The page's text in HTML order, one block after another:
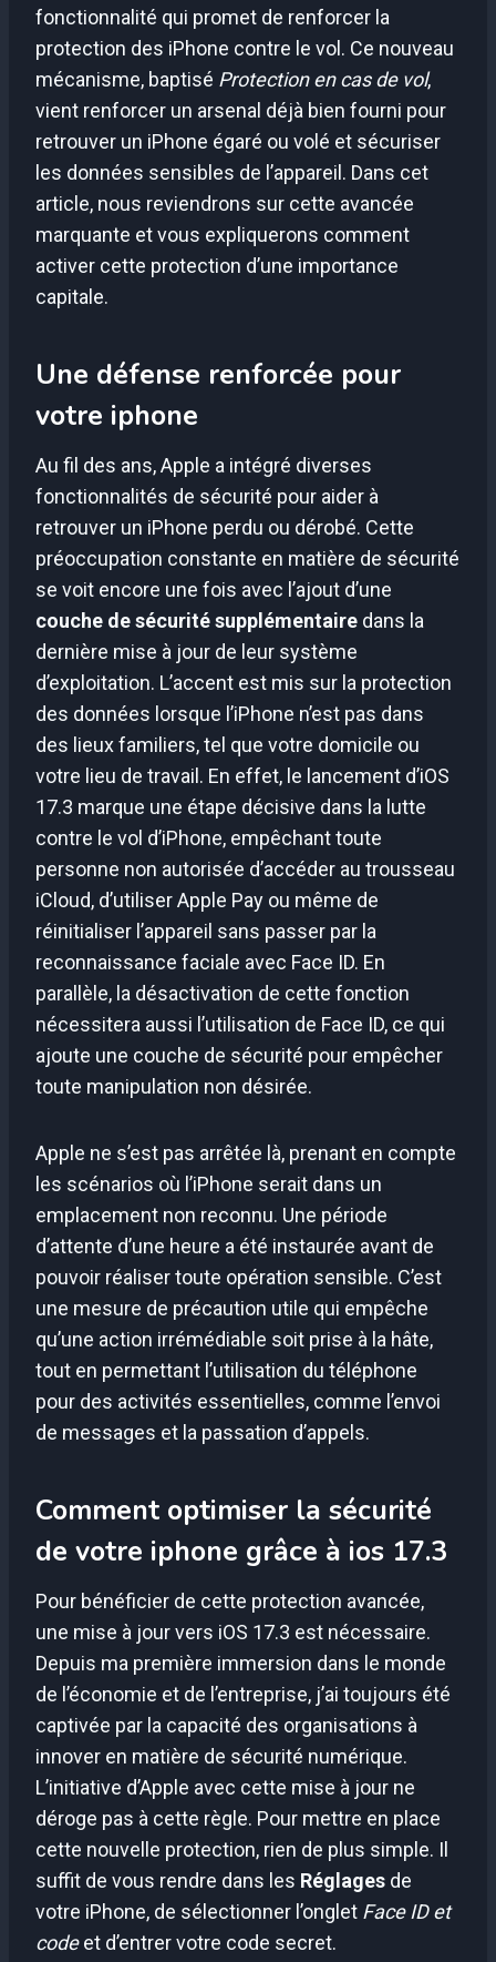
fonctionnalité qui promet de renforcer la
protection des iPhone contre le vol. Ce nouveau
mécanisme, baptisé Protection en cas de vol,
vient renforcer un arsenal déjà bien fourni pour
retrouver un iPhone égaré ou volé et sécuriser
les données sensibles de l’appareil. Dans cet
article, nous reviendrons sur cette avancée
marquante et vous expliquerons comment
activer cette protection d’une importance
capitale.
Une défense renforcée pour
votre iphone
Au fil des ans, Apple a intégré diverses
fonctionnalités de sécurité pour aider à
retrouver un iPhone perdu ou dérobé. Cette
préoccupation constante en matière de sécurité
se voit encore une fois avec l’ajout d’une
couche de sécurité supplémentaire dans la
dernière mise à jour de leur système
d’exploitation. L’accent est mis sur la protection
des données lorsque l’iPhone n’est pas dans
des lieux familiers, tel que votre domicile ou
votre lieu de travail. En effet, le lancement d’iOS
17.3 marque une étape décisive dans la lutte
contre le vol d’iPhone, empêchant toute
personne non autorisée d’accéder au trousseau
iCloud, d’utiliser Apple Pay ou même de
réinitialiser l’appareil sans passer par la
reconnaissance faciale avec Face ID. En
parallèle, la désactivation de cette fonction
nécessitera aussi l’utilisation de Face ID, ce qui
ajoute une couche de sécurité pour empêcher
toute manipulation non désirée.
Apple ne s’est pas arrêtée là, prenant en compte
les scénarios où l’iPhone serait dans un
emplacement non reconnu. Une période
d’attente d’une heure a été instaurée avant de
pouvoir réaliser toute opération sensible. C’est
une mesure de précaution utile qui empêche
qu’une action irrémédiable soit prise à la hâte,
tout en permettant l’utilisation du téléphone
pour des activités essentielles, comme l’envoi
de messages et la passation d’appels.
Comment optimiser la sécurité
de votre iphone grâce à ios 17.3
Pour bénéficier de cette protection avancée,
une mise à jour vers iOS 17.3 est nécessaire.
Depuis ma première immersion dans le monde
de l’économie et de l’entreprise, j’ai toujours été
captivée par la capacité des organisations à
innover en matière de sécurité numérique.
L’initiative d’Apple avec cette mise à jour ne
déroge pas à cette règle. Pour mettre en place
cette nouvelle protection, rien de plus simple. Il
suffit de vous rendre dans les Réglages de
votre iPhone, de sélectionner l’onglet Face ID et
codeet d’entrer votre code secret.